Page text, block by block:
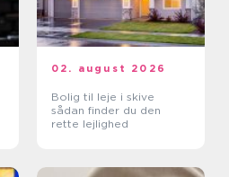
02. august 2026
Bolig til leje i skive
sådan finder du den
rette lejlighed